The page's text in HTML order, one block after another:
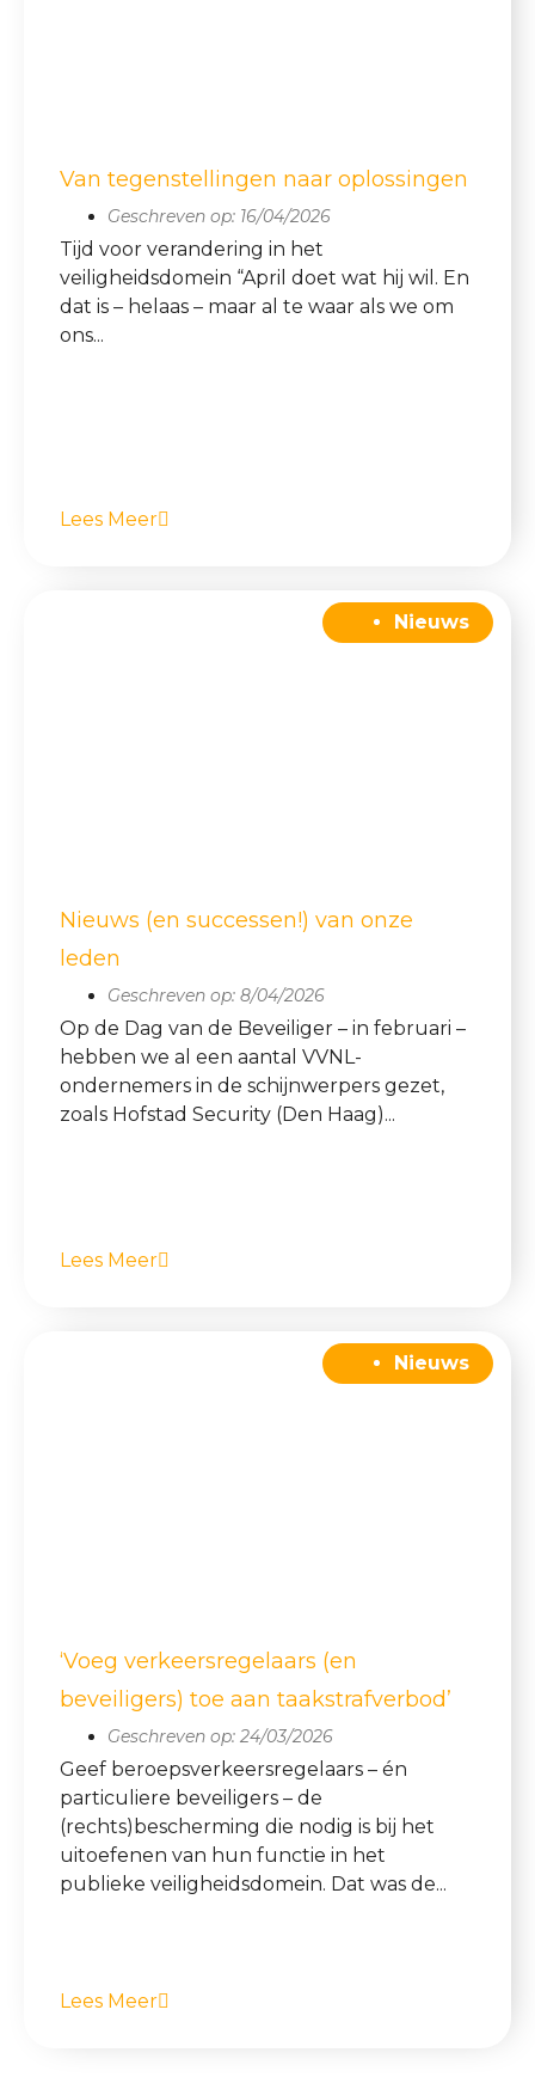
Van tegenstellingen naar oplossingen
Geschreven op: 16/04/2026
Tijd voor verandering in het
veiligheidsdomein “April doet wat hij wil. En
dat is – helaas – maar al te waar als we om
ons...
Lees Meer
Nieuws
Nieuws (en successen!) van onze
leden
Geschreven op: 8/04/2026
Op de Dag van de Beveiliger – in februari –
hebben we al een aantal VVNL-
ondernemers in de schijnwerpers gezet,
zoals Hofstad Security (Den Haag)...
Lees Meer
Nieuws
‘Voeg verkeersregelaars (en
beveiligers) toe aan taakstrafverbod’
Geschreven op: 24/03/2026
Geef beroepsverkeersregelaars – én
particuliere beveiligers – de
(rechts)bescherming die nodig is bij het
uitoefenen van hun functie in het
publieke veiligheidsdomein. Dat was de...
Lees Meer